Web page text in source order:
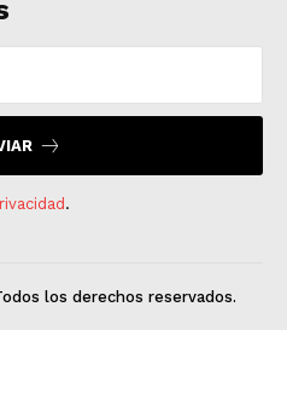
.
los derechos reservados.